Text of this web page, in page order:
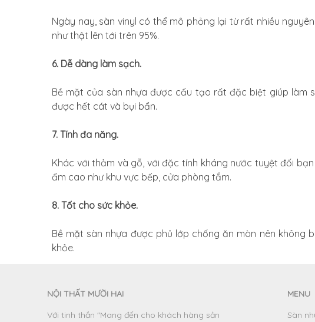
Ngày nay, sàn vinyl có thể mô phỏng lại từ rất nhiều
như thật lên tới trên 95%.
6. Dễ dàng làm sạch.
Bề mặt của sàn nhựa được cấu tạo rất đặc biệt giúp làm
được hết cát và bụi bẩn.
7. Tính đa năng.
Khác với thảm và gỗ, với đặc tính kháng nước tuyệt đối
ẩm cao như khu vực bếp, cửa phòng tắm.
8. Tốt cho sức khỏe.
Bề mặt sàn nhựa được phủ lớp chống ăn mòn nên
khỏe.
NỘI THẤT MƯỜI HAI
Với tinh thần "Mang đến cho khách hàng sản
MENU
Sàn